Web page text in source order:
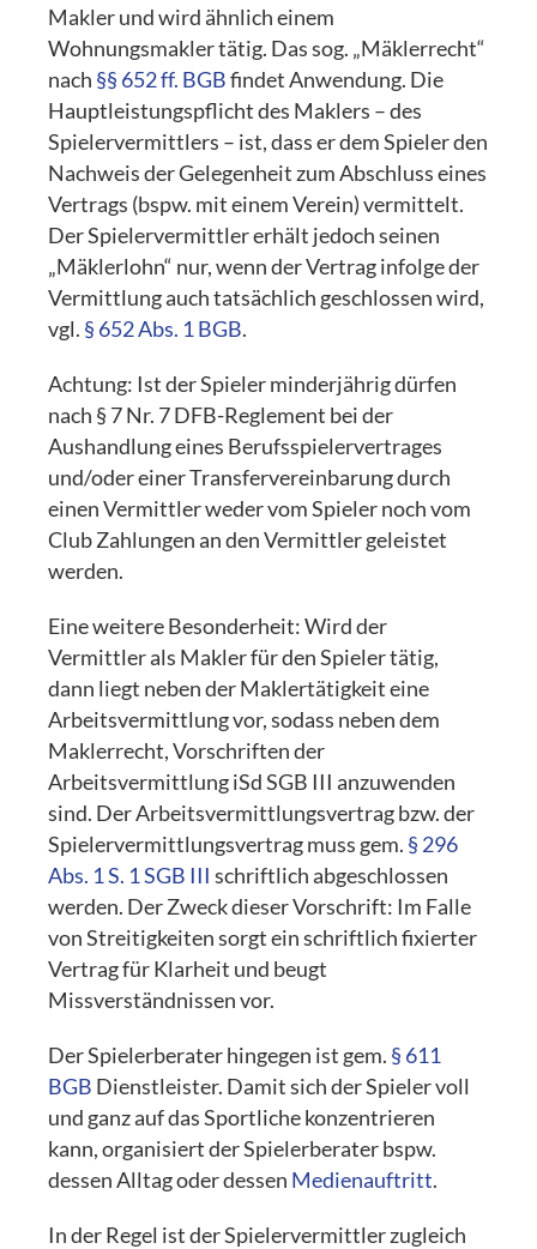
Makler und wird ähnlich einem
Wohnungsmakler tätig. Das sog. „Mäklerrecht“
nach §§ 652 ff. BGBfindet Anwendung. Die
Hauptleistungspflicht des Maklers – des
Spielervermittlers – ist, dass er dem Spieler den
Nachweis der Gelegenheit zum Abschluss eines
Vertrags (bspw. mit einem Verein) vermittelt.
Der Spielervermittler erhält jedoch seinen
„Mäklerlohn“ nur, wenn der Vertrag infolge der
Vermittlung auch tatsächlich geschlossen wird,
vgl. § 652 Abs. 1 BGB.
Achtung: Ist der Spieler minderjährig dürfen
nach § 7 Nr. 7 DFB-Reglement bei der
Aushandlung eines Berufsspielervertrages
und/oder einer Transfervereinbarung durch
einen Vermittler weder vom Spieler noch vom
Club Zahlungen an den Vermittler geleistet
werden.
Eine weitere Besonderheit: Wird der
Vermittler als Makler für den Spieler tätig,
dann liegt neben der Maklertätigkeit eine
Arbeitsvermittlung vor, sodass neben dem
Maklerrecht, Vorschriften der
Arbeitsvermittlung iSd SGB III anzuwenden
sind. Der Arbeitsvermittlungsvertrag bzw. der
Spielervermittlungsvertrag muss gem. § 296
Abs. 1 S. 1 SGB III schriftlich abgeschlossen
werden. Der Zweck dieser Vorschrift: Im Falle
von Streitigkeiten sorgt ein schriftlich fixierter
Vertrag für Klarheit und beugt
Missverständnissen vor.
Der Spielerberater hingegen ist gem. § 611
BGB Dienstleister. Damit sich der Spieler voll
und ganz auf das Sportliche konzentrieren
kann, organisiert der Spielerberater bspw.
dessen Alltag oder dessen Medienauftritt.
In der Regel ist der Spielervermittler zugleich